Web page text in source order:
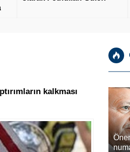
kalkması